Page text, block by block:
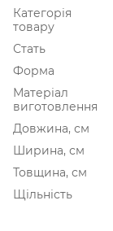
Категорія
товару
Стать
Форма
Матеріал
виготовлення
Довжина, см
Ширина, см
Товщина, см
Щільність